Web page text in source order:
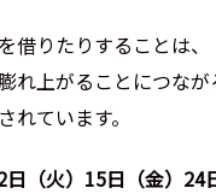
借りたりすることは、
れ上がることにつなが
れています。
（火）15日（金）24